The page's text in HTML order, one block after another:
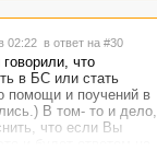
02:22 в ответ на #30
что
в БС или стать
помощи и поучений в
В том- то и дело,
что если Вы